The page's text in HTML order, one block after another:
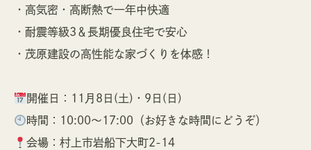
・高気密・高断熱で一年中快適
・耐震等級3＆長期優良住宅で安心
・茂原建設の高性能な家づくりを体感！
開催日：11月8日(土)・9日(日)
時間：10:00〜17:00（お好きな時間にどうぞ）
会場：村上市岩船下大町2-14